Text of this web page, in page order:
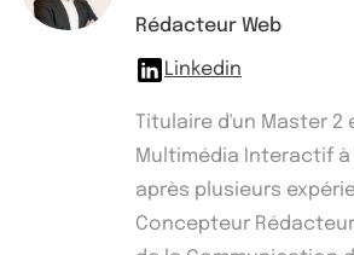
Rédacteur Web
Linkedin
Titulaire d'un Master 2
Multimédia Interactif à
après plusieurs
Concepteur